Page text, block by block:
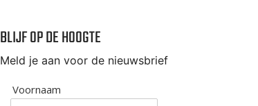
BLIJF OP DE HOOGTE
Meld je aan voor de nieuwsbrief
Voornaam